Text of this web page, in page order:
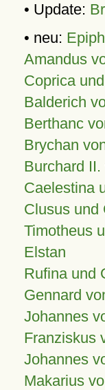
• Update:
• neu:
Amandus
Coprica
Balderich
Berthanc
Brychan
Burchard
Caelestina
Clusus und
Timotheus
Elstan
Rufina und
Gennard
Johannes
Franziskus
Johannes
Makarius